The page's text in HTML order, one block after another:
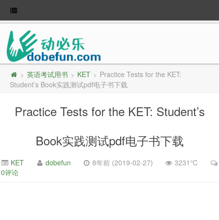
> 英语考试用书 > KET > Practice Tests for the KET:
Student’s Book实践测试pdf电子书下载
Practice Tests for the KET: Student’s
Book实践测试pdf电子书下载
KET dobefun 8年前 (2019-02-27)
3231℃
0评论